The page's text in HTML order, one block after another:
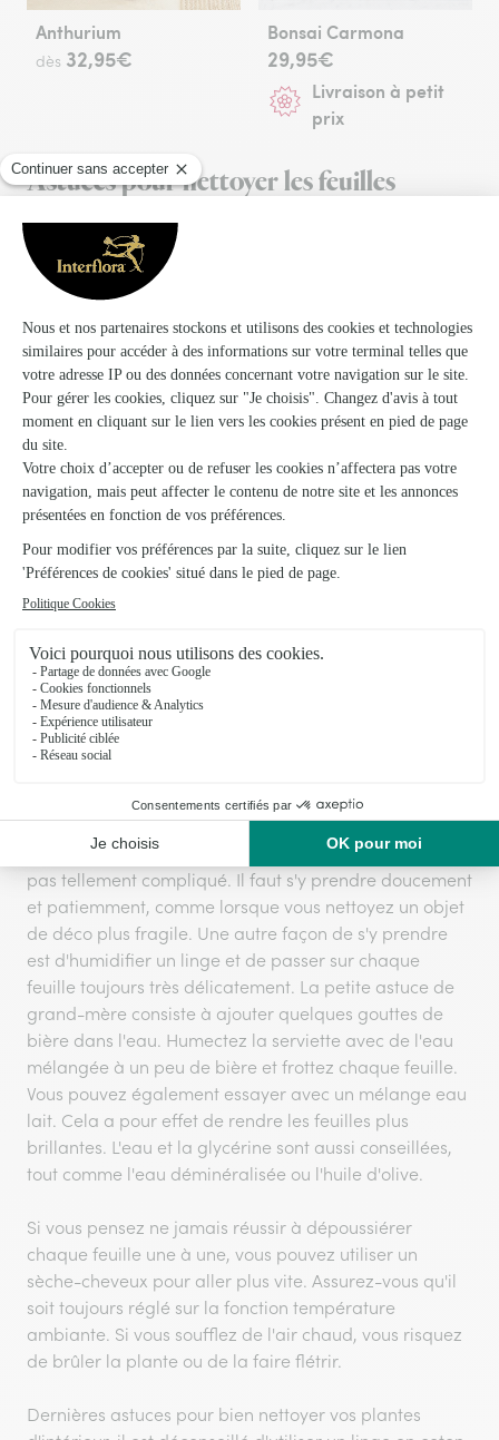
Anthurium
dès 32,95€
Bonsai Carmona
29,95€
Livraison à petit
prix
Astuces pour nettoyer les feuilles
L'arrosage, le nettoyage et l'engrais sont les trois
principales choses qui devraient faire partie du rituel
d'entretien de vos plantes. Si vous savez très
certainement comment vous y prendre pour l'arrosage
et pour enrichir votre substrat, vous avez peut-être
besoin d'astuces pour savoir comment nettoyer sans
risque chaque feuille. Les principaux conseils pour
nettoyer votre plante dépendent de la fragilité de la
feuille. Les plantes à feuilles prennent toutes la
poussière de façon différente mais elles se nettoient
également différemment. Si les feuilles de vos plantes
pouvez essayer la façon radicale. Après tout, certaines
plantes résistent parfaitement à la pluie, le
spathiphyllum et philodendron, résisteront bien à votre
sous la douche, l'eau à température ambiante avec un
jet très doux.
Si vosplantes vertes
pinceau à poils souples. Si vous ne possédez pas
de pinceau à poils souples, vous pouvez également
utiliser un chiffon. Entretenir les plantes à feuilles n'est
pas tellement compliqué. Il faut s'y prendre doucement
et patiemment, comme lorsque vous nettoyez un objet
de déco plus fragile. Une autre façon de s'y prendre
est d'humidifier un linge et de passer sur chaque
feuille toujours très délicatement. La petite astuce de
grand-mère consiste à ajouter quelques gouttes de
bière dans l'eau. Humectez la serviette avec de l'eau
mélangée à un peu de bière et frottez chaque feuille.
Vous pouvez également essayer avec un mélange eau
lait. Cela a pour effet de rendre les feuilles plus
brillantes. L'eau et la glycérine sont aussi conseillées,
tout comme l'eau déminéralisée ou l'huile d'olive.
Si vous pensez ne jamais réussir à dépoussiérer
chaque feuille une à une, vous pouvez utiliser un
sèche-cheveux pour aller plus vite. Assurez-vous qu'il
soit toujours réglé sur la fonction température
ambiante. Si vous soufflez de l'air chaud, vous risquez
de brûler la plante ou de la faire flétrir.
Dernières astuces pour bien nettoyer vos plantes